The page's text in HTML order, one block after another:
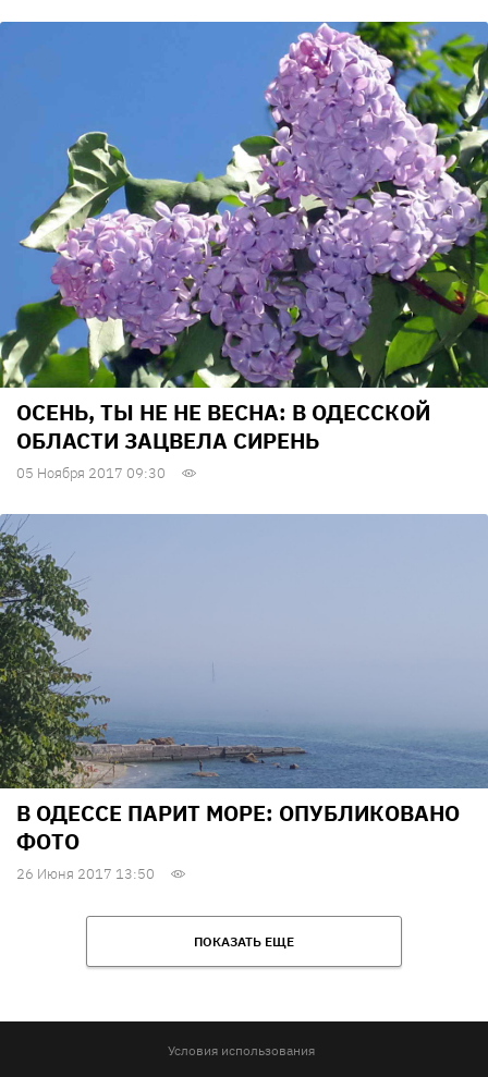
ОСЕНЬ, ТЫ НЕ НЕ ВЕСНА: В ОДЕССКОЙ
ОБЛАСТИ ЗАЦВЕЛА СИРЕНЬ
05 Ноября 2017 09:30
В ОДЕССЕ ПАРИТ МОРЕ: ОПУБЛИКОВАНО
ФОТО
26 Июня 2017 13:50
ПОКАЗАТЬ ЕЩЕ
Условия использования